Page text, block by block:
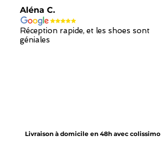
Aléna C.
Réception rapide, et les shoes sont
géniales
Livraison à domicile en 48h avec colissimo